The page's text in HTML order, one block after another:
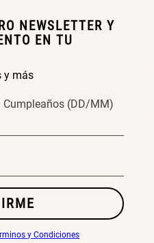
NEWSLETTER Y
EN TU
y más
Cumpleaños (DD/MM)
y Condiciones